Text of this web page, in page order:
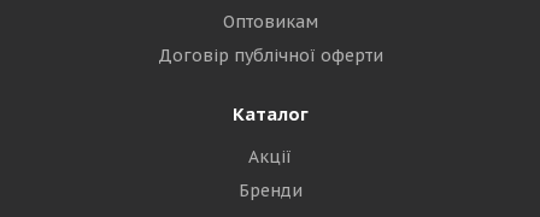
Оптовикам
Договір публічної оферти
Каталог
Акції
Бренди